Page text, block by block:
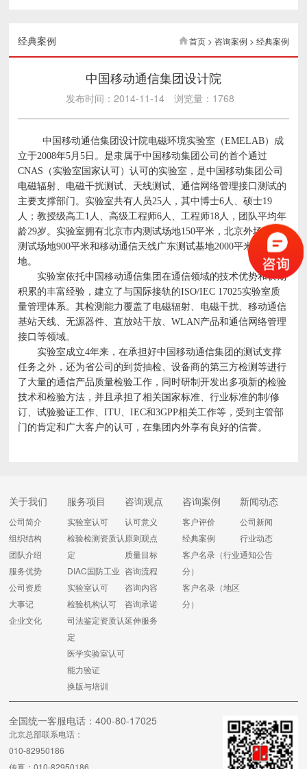
经典案例 首页 > 咨询案例 > 经典案例
中国移动通信集团设计院
发布时间：2014-11-14 浏览量：1768
中国移动通信集团设计院电磁环境实验室（EMELAB）成
立于2008年5月5日。是隶属于中国移动集团公司的首个通过
CNAS（实验室国家认可）认可的实验室，是中国移动集团公司
电磁辐射、电磁干扰测试、天线测试、通信网络管理接口测试的
主要支撑部门。实验室共有人员25人，其中博士6人、硕士19
人；教授级高工1人、高级工程师6人、工程师18人，团队平均年
龄29岁。实验室拥有北京市内测试场地150平米，北京外场环境
测试场地900平米和移动通信天线广东测试基地2000平米测试场
地。
实验室依托中国移动通信集团在通信领域的技术优势和长期
积累的丰富经验，建立了与国际接轨的ISO/IEC 17025实验室质
量管理体系。其检测能力覆盖了电磁辐射、电磁干扰、移动通信
基站天线、无源器件、直放站干放、WLAN产品和通信网络管理
接口等领域。
实验室成立4年来，在承担好中国移动通信集团的测试支撑
任务之外，还为省公司的到货抽检、设备商的第三方检测等进行
了大量的通信产品质量检验工作，同时研制开发出多项新的检验
技术和检验方法，并且承担了相关国家标准、行业标准的制/修
订、试验验证工作、ITU、IEC和3GPP相关工作等，受到主管部
门的肯定和广大客户的认可，在集团内外享有良好的信誉。
关于我们
公司简介
组织结构
团队介绍
服务优势
公司资质
大事记
企业文化
服务项目
实验室认可
检验检测资质认
定
DIAC国防工业
实验室认可
检验机构认可
司法鉴定资质认
定
医学实验室认可
能力验证
换版与培训
咨询观点
认可意义
原则观点
质量目标
咨询流程
咨询内容
咨询承诺
延伸服务
咨询案例
客户评价
经典案例
客户名录（行业
分）
客户名录（地区
分）
新闻动态
公司新闻
行业动态
通知公告
全国统一客服电话：400-80-17025
北京总部联系电话：
010-82950186
传真：010-82950186